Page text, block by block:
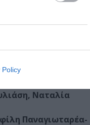
Policy
Ναταλία
Παναγιωταρέα-